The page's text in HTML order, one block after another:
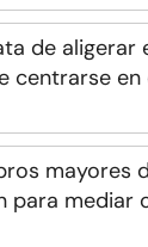
de aligerar
centrarse en
mayores
para mediar